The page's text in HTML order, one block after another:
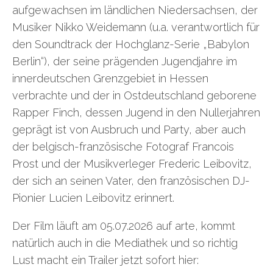
aufgewachsen im ländlichen Niedersachsen, der
Musiker Nikko Weidemann (u.a. verantwortlich für
den Soundtrack der Hochglanz-Serie „Babylon
Berlin“), der seine prägenden Jugendjahre im
innerdeutschen Grenzgebiet in Hessen
verbrachte und der in Ostdeutschland geborene
Rapper Finch, dessen Jugend in den Nullerjahren
geprägt ist von Ausbruch und Party, aber auch
der belgisch-französische Fotograf Francois
Prost und der Musikverleger Frederic Leibovitz,
der sich an seinen Vater, den französischen DJ-
Pionier Lucien Leibovitz erinnert.
Der Film läuft am 05.07.2026 auf arte, kommt
natürlich auch in die Mediathek und so richtig
Lust macht ein Trailer jetzt sofort hier: